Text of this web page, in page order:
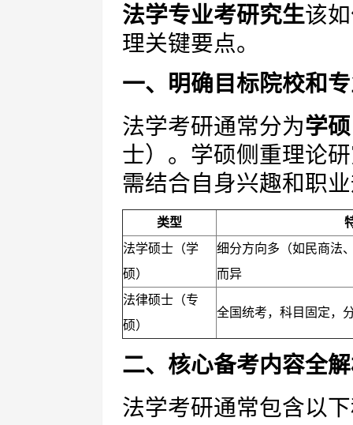
法学专业考研究生该
理关键要点。
一、明确目标院校和
法学考研通常分为学硕
士）。学硕侧重理论
需结合自身兴趣和职
类型
法学硕士（学
硕）
细分方向多（如民商法
而异
法律硕士（专
硕）
全国统考，科目固定，
二、核心备考内容全
法学考研通常包含以